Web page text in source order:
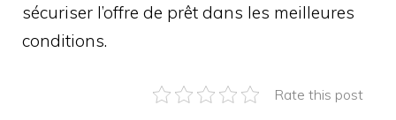
sécuriser l’offre de prêt dans les meilleures
conditions.
Rate this post